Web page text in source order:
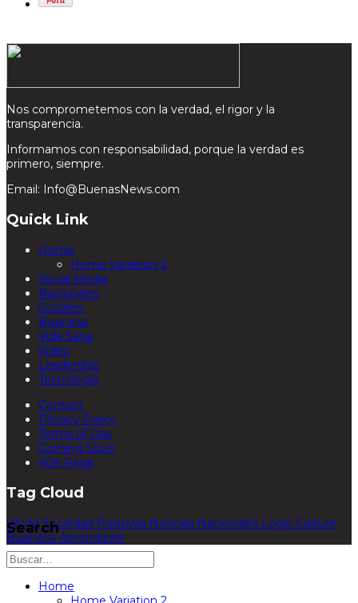
Nos comprometemos con la verdad, el rigor y la
transparencia.
Informamos con responsabilidad, porque la verdad es
primero, siempre.
Email: Info@BuenasNews.com
Quick Link
Home
Home Variation 2
Social Media
Nacionales
Sociales
Business
Vida Sana
Video
Leadership
Tecnología
Contact
Privacy Policy
Terms of Use
Coming Soon
404 Page
Tag Cloud
WorldSociedad Positivas Noticias Nacionales Logic Culture
BusinessAprendizaje
Search
Home